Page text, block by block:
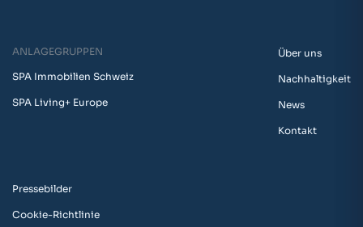
ANLAGEGRUPPEN
SPA Immobilien Schweiz
SPA Living+ Europe
Über uns
Nachhaltigkeit
News
Kontakt
Pressebilder
Cookie-Richtlinie